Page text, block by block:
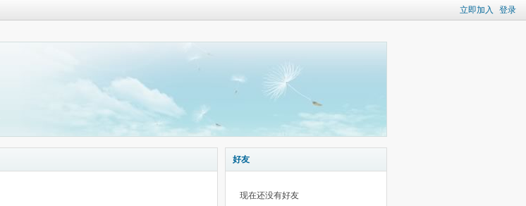
立即加入 登录
好友
现在还没有好友